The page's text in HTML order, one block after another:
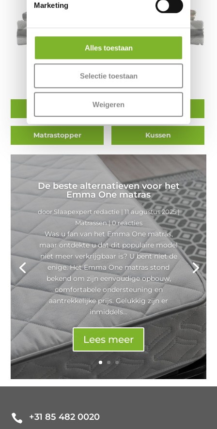
Marketing
Alles toestaan
Selectie toestaan
Weigeren
Voor nu uw lengte, gewicht en andere
Matrastopper Kussen
De beste alternatieven voor het
Emma One matras
doorSlaapexpert redactie | 11 augustus 2025|
Matrassen| 0 reacties
Was u fan van het Emma One matras,
maar ontdekte u dat dit populaire model
niet meer verkrijgbaar is? U bent niet de
enige. Het Emma One matras stond
bekend om zijn eenvoudige opbouw,
comfortabele ondersteuning en
aantrekkelijke prijs. Gelukkig zijn er
inmiddels...
Lees meer
 +31 85 482 0020